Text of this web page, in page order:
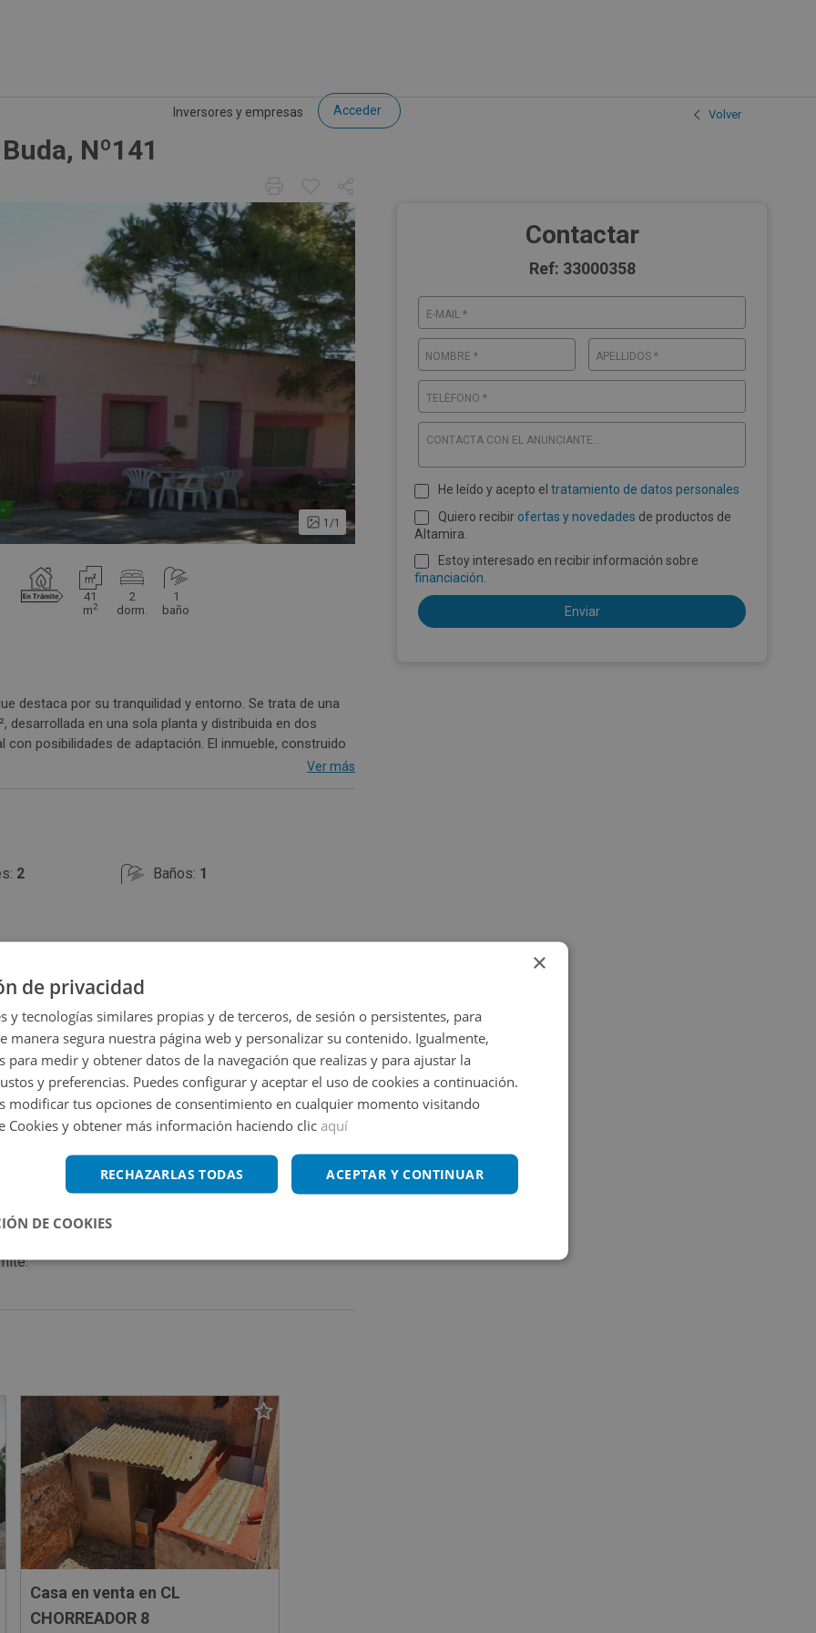
Inversores y empresas Acceder Volver
Nº141
1/1
Contactar
Ref: 33000358
E-MAIL *
NOMBRE * APELLIDOS *
TELÉFONO *
CONTACTA CON EL ANUNCIANTE...
He leído y acepto el tratamiento de datos personales
Quiero recibir ofertas y novedades de productos de
Altamira.
Estoy interesado en recibir información sobre
financiación.
41
m2
2
dorm.
1
baño
destaca por su tranquilidad y entorno. Se trata de una
desarrollada en una sola planta y distribuida en dos
posibilidades de adaptación. El inmueble, construido
la zona. El entorno cuenta con excelentes servicios,
y estado del inmueble en el momento de la
Ver más
2 Baños: 1
Ampliar mapa
Ver en mapa
Casa en venta en CL
CHORREADOR 8
×
de privacidad
y tecnologías similares propias y de terceros, de sesión o persistentes, para
manera segura nuestra página web y personalizar su contenido. Igualmente,
para medir y obtener datos de la navegación que realizas y para ajustar la
y preferencias. Puedes configurar y aceptar el uso de cookies a continuación.
modificar tus opciones de consentimiento en cualquier momento visitando
Cookies y obtener más información haciendo clic aquí
ACEPTAR Y CONTINUAR
RECHAZARLAS TODAS
DE COOKIES